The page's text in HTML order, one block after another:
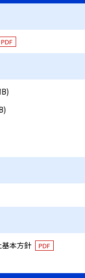
PDF
基本方針 PDF